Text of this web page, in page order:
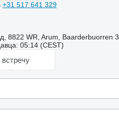
+31 517 641 329
8822 WR, Arum, Baarderbuorren 3
05:14 (CEST)